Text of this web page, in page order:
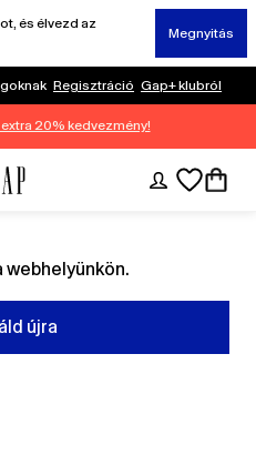
és élvezd az
Megnyitás
Regisztráció Gap+ klubról
extra 20% kedvezmény!
újra